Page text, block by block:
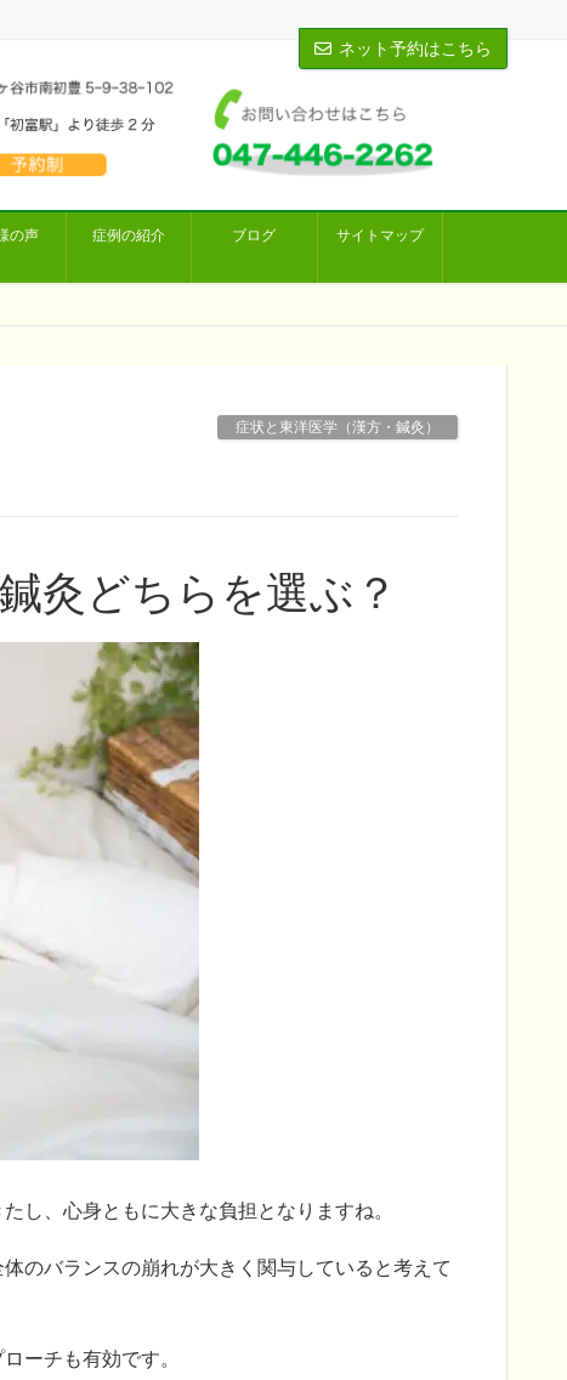
ネット予約はこちら
の声 症例の紹介 ブログ サイトマップ
症状と東洋医学（漢方・鍼灸）
灸どちらを選ぶ？
し、心身ともに大きな負担となりますね。
のバランスの崩れが大きく関与していると考えて
ーチも有効です。